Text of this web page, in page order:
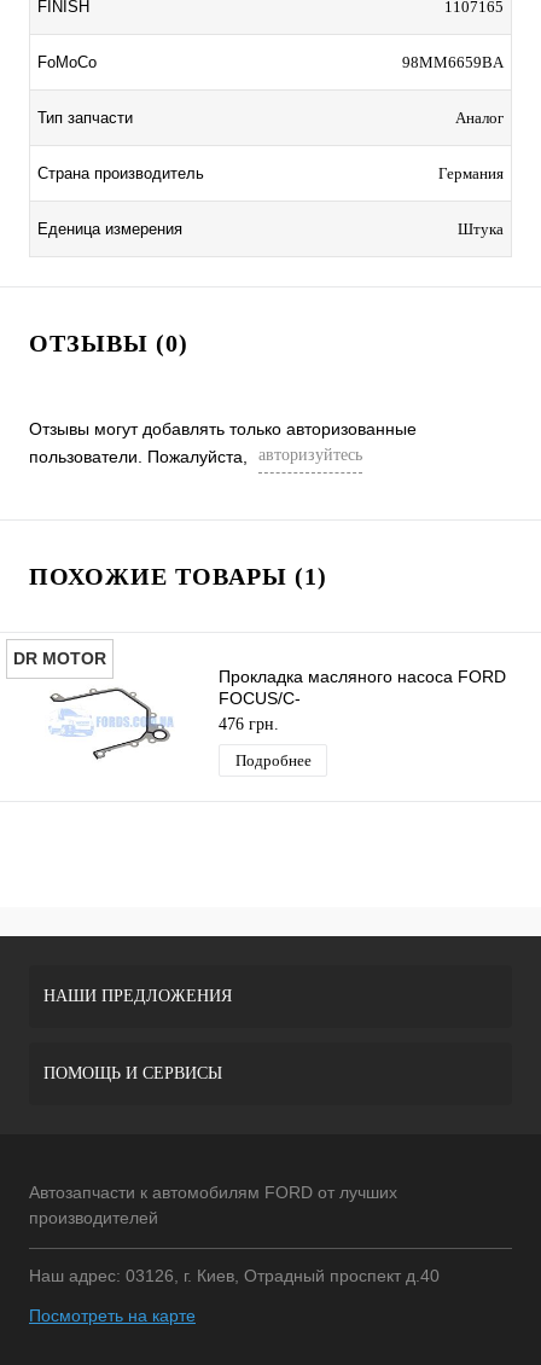
FINISH 1107165
FoMoCo 98MM6659BA
Тип запчасти Аналог
Страна производитель Германия
Еденица измерения Штука
ОТЗЫВЫ (0)
Отзывы могут добавлять только авторизованные
пользователи. Пожалуйста,
авторизуйтесь
ПОХОЖИЕ ТОВАРЫ (1)
DR MOTOR
Прокладка масляного насоса FORD
FOCUS/C-
MAX/FIESTA/FUSION/MONDEO 2003-
2012 (1.25/1.4/1.6) DR MOTOR
476 грн.
Подробнее
НАШИ ПРЕДЛОЖЕНИЯ
ПОМОЩЬ И СЕРВИСЫ
Автозапчасти к автомобилям FORD от лучших
производителей
Наш адрес: 03126, г. Киев, Отрадный проспект д.40
Посмотреть на карте